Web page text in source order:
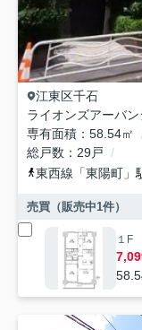
江東区千石
専有面積
58.54㎡
総戸数
29戸
東西線 「東陽町 」
売買（販売中1件）
１F